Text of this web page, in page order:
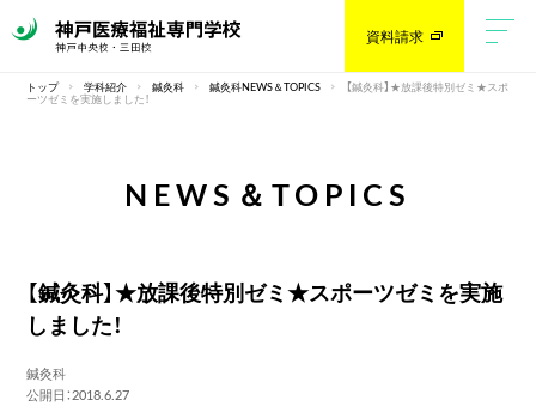
資料請求
トップ 学科紹介 鍼灸科 鍼灸科NEWS＆TOPICS 【鍼灸科】★放課後特別ゼミ★スポ
ーツゼミを実施しました！
NEWS＆TOPICS
【鍼灸科】★放課後特別ゼミ★スポーツゼミを実施
しました！
鍼灸科
公開日：2018.6.27